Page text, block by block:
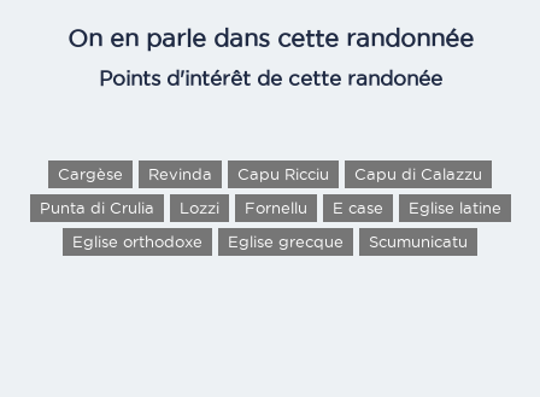
On en parle dans cette randonnée
Points d'intérêt de cette randonée
Cargèse Revinda Capu Ricciu
Capu di Calazzu
Punta di Crulia
Lozzi Fornellu E case
Eglise latine
Eglise orthodoxe
Eglise grecque Scumunicatu